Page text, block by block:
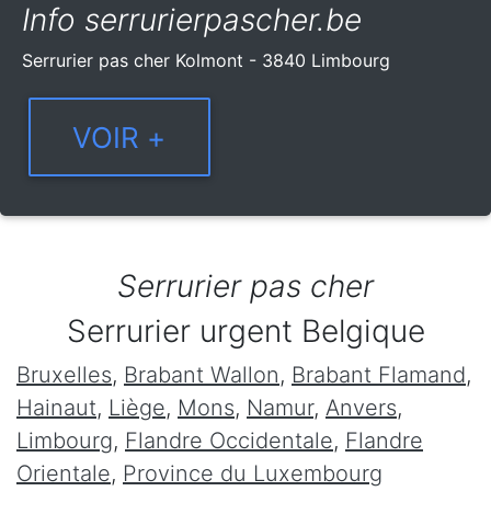
Info serrurierpascher.be
Serrurier pas cher Kolmont - 3840 Limbourg
Serrurier pas cher
Serrurier urgent Belgique
Bruxelles, Brabant Wallon, Brabant Flamand,
Hainaut, Liège, Mons, Namur, Anvers,
Limbourg, Flandre Occidentale, Flandre
Orientale, Province du Luxembourg